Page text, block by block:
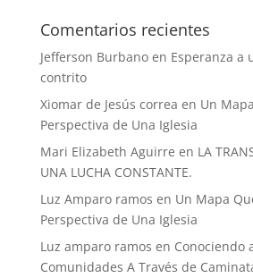
Comentarios recientes
Jefferson Burbanoen Esperanza a
contrito
Xiomar de Jesús correa en Un
Perspectiva de Una Iglesia
Mari Elizabeth Aguirre en LA
UNA LUCHA CONSTANTE.
Luz Amparo ramos en Un Mapa
Perspectiva de Una Iglesia
Luz amparo ramos en Conociendo
Comunidades A Través de